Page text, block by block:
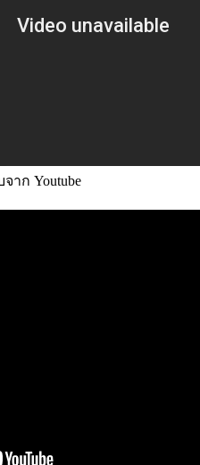
าก Youtube